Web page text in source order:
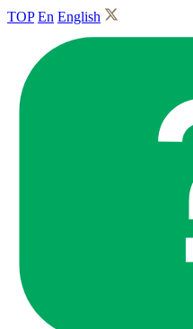
TOP En English